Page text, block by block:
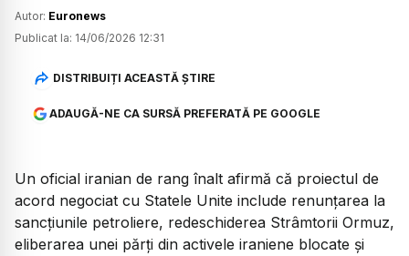
Autor: Euronews
Publicat la: 14/06/2026 12:31
DISTRIBUIȚI ACEASTĂ ȘTIRE
ADAUGĂ-NE CA SURSĂ PREFERATĂ PE GOOGLE
Un oficial iranian de rang înalt afirmă că proiectul de
acord negociat cu Statele Unite include renunțarea la
sancțiunile petroliere, redeschiderea Strâmtorii Ormuz,
eliberarea unei părți din activele iraniene blocate și